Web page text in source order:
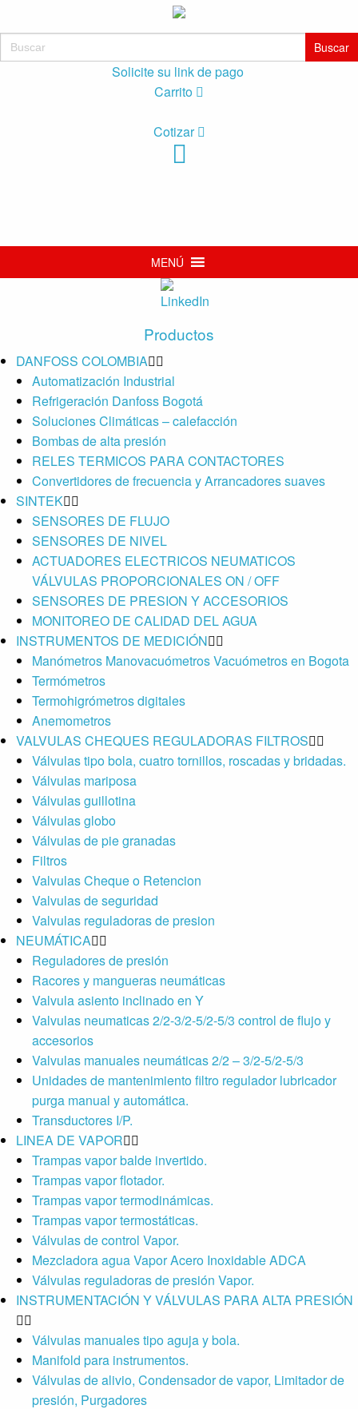
Buscar:
Solicite su link de pago
Carrito
Cotizar
MENÚ
Productos
DANFOSS COLOMBIA
Automatización Industrial
Refrigeración Danfoss Bogotá
Soluciones Climáticas – calefacción
Bombas de alta presión
RELES TERMICOS PARA CONTACTORES
Convertidores de frecuencia y Arrancadores suaves
SINTEK
SENSORES DE FLUJO
SENSORES DE NIVEL
ACTUADORES ELECTRICOS NEUMATICOS
VÁLVULAS PROPORCIONALES ON / OFF
SENSORES DE PRESION Y ACCESORIOS
MONITOREO DE CALIDAD DEL AGUA
INSTRUMENTOS DE MEDICIÓN
Manómetros Manovacuómetros Vacuómetros en Bogota
Termómetros
Termohigrómetros digitales
Anemometros
VALVULAS CHEQUES REGULADORAS FILTROS
Válvulas tipo bola, cuatro tornillos, roscadas y bridadas.
Válvulas mariposa
Válvulas guillotina
Válvulas globo
Válvulas de pie granadas
Filtros
Valvulas Cheque o Retencion
Valvulas de seguridad
Valvulas reguladoras de presion
NEUMÁTICA
Reguladores de presión
Racores y mangueras neumáticas
Valvula asiento inclinado en Y
Valvulas neumaticas 2/2-3/2-5/2-5/3 control de flujo y
accesorios
Valvulas manuales neumáticas 2/2 – 3/2-5/2-5/3
Unidades de mantenimiento filtro regulador lubricador
purga manual y automática.
Transductores I/P.
LINEA DE VAPOR
Trampas vapor balde invertido.
Trampas vapor flotador.
Trampas vapor termodinámicas.
Trampas vapor termostáticas.
Válvulas de control Vapor.
Mezcladora agua Vapor Acero Inoxidable ADCA
Válvulas reguladoras de presión Vapor.
INSTRUMENTACIÓN Y VÁLVULAS PARA ALTA PRESIÓN
Válvulas manuales tipo aguja y bola.
Manifold para instrumentos.
Válvulas de alivio, Condensador de vapor, Limitador de
presión, Purgadores